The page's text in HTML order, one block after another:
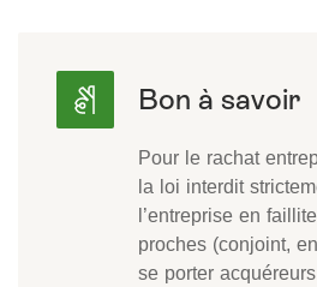
Pour le rachat
la loi interdit
l’entreprise en
proches (conjoint,
se porter